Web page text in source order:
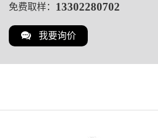
免费取样： 13302280702
我要询价